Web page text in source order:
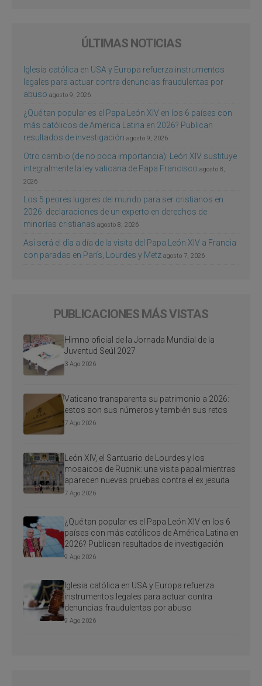
ÚLTIMAS NOTICIAS
Iglesia católica en USA y Europa refuerza instrumentos
legales para actuar contra denuncias fraudulentas por
abuso agosto 9, 2026
¿Qué tan popular es el Papa León XIV en los 6 países con
más católicos de América Latina en 2026? Publican
resultados de investigación agosto 9, 2026
Otro cambio (de no poca importancia): León XIV sustituye
integralmente la ley vaticana de Papa Francisco agosto 8,
2026
Los 5 peores lugares del mundo para ser cristianos en
2026: declaraciones de un experto en derechos de
minorías cristianas agosto 8, 2026
Así será el día a día de la visita del Papa León XIV a Francia
con paradas en París, Lourdes y Metz agosto 7, 2026
PUBLICACIONES MÁS VISTAS
Himno oficial de la Jornada Mundial de la
Juventud Seúl 2027
3 Ago 2026
Vaticano transparenta su patrimonio a 2026:
estos son sus números y también sus retos
7 Ago 2026
León XIV, el Santuario de Lourdes y los
mosaicos de Rupnik: una visita papal mientras
aparecen nuevas pruebas contra el ex jesuita
7 Ago 2026
¿Qué tan popular es el Papa León XIV en los 6
países con más católicos de América Latina en
2026? Publican resultados de investigación
9 Ago 2026
Iglesia católica en USA y Europa refuerza
instrumentos legales para actuar contra
denuncias fraudulentas por abuso
9 Ago 2026